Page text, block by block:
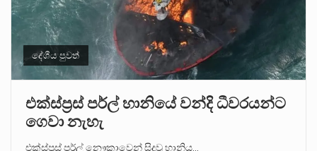
දේශීය පුවත්
එක්ස්ප්‍රස් පර්ල් හානියේ වන්දි ධීවරයන්ට
ගෙවා නැහැ
එක්ස්ප්‍රස් පර්ල් නෞකාවෙන් සිදුවූ හානිය…